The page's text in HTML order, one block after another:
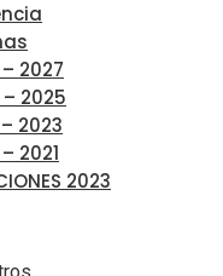
2027
2025
2023
2021
2023